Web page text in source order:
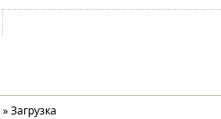
»Загрузка